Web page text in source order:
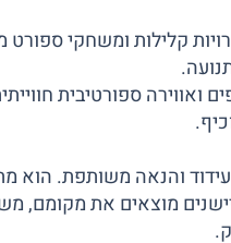
קלילות ומשחקי ספורט
ספורטיבית
והנאה משותפת. הוא
מוצאים את מקומם,